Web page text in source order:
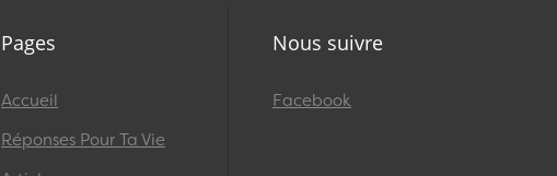
Pages
Accueil
Réponses Pour Ta Vie
Nous suivre
Facebook